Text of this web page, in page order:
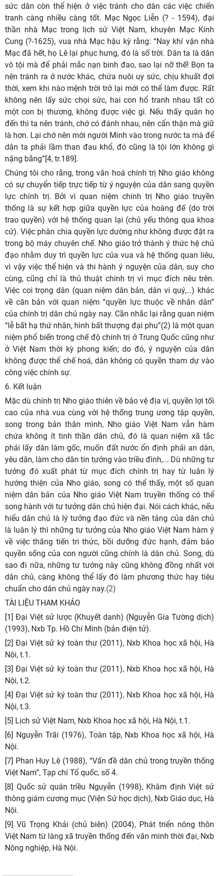
sức dân còn thể hiện ở việc tránh cho dân các việc chiến
tranh càng nhiều càng tốt. Mạc Ngọc Liễn (? - 1594), đại
thần nhà Mạc trong lịch sử Việt Nam, khuyên Mạc Kính
Cung (?-1625), vua nhà Mạc hậu kỳ rằng: “Nay khí vận nhà
Mạc đã hết, họ Lê lại phục hưng, đó là số trời. Dân ta là dân
vô tội mà để phải mắc nạn binh đao, sao lại nỡ thế! Bọn ta
nên tránh ra ở nước khác, chứa nuôi uy sức, chịu khuất đợi
thời, xem khi nào mệnh trời trở lại mới có thể làm được. Rất
không nên lấy sức chọi sức, hai con hổ tranh nhau tất có
một con bị thương, không được việc gì. Nếu thấy quân họ
đến thì ta nên tránh, chớ có đánh nhau, nên cẩn thận mà giữ
là hơn. Lại chớ nên mời người Minh vào trong nước ta mà để
dân ta phải lầm than đau khổ, đó cũng là tội lớn không gì
nặng bằng”[4, tr.189].
Chúng tôi cho rằng, trong văn hoá chính trị Nho giáo không
có sự chuyển tiếp trực tiếp từ ý nguyện của dân sang quyền
lực chính trị. Bởi vì quan niệm chính trị Nho giáo truyền
thống là sự kết hợp giữa quyền lực của hoàng đế (do trời
trao quyền) với hệ thống quan lại (chủ yếu thông qua khoa
cử). Việc phân chia quyền lực dường như không được đặt ra
trong bộ máy chuyên chế. Nho giáo trở thành ý thức hệ chủ
đạo nhằm duy trì quyền lực của vua và hệ thống quan liêu,
vì vậy việc thể hiện và thi hành ý nguyện của dân, suy cho
cùng, cũng chỉ là thủ thuật chính trị vì mục đích nêu trên.
Việc coi trọng dân (quan niệm dân bản, dân vi quý,…) khác
về căn bản với quan niệm “quyền lực thuộc về nhân dân”
của chính trị dân chủ ngày nay. Cần nhắc lại rằng quan niệm
“lễ bất hạ thứ nhân, hình bất thượng đại phu”(2) là một quan
niệm phổ biến trong chế độ chính trị ở Trung Quốc cũng như
ở Việt Nam thời kỳ phong kiến; do đó, ý nguyện của dân
không được thể chế hoá, dân không có quyền tham dự vào
công việc chính sự.
6. Kết luận
Mặc dù chính trị Nho giáo thiên về bảo vệ địa vị, quyền lợi tối
cao của nhà vua cùng với hệ thống trung ương tập quyền,
song trong bản thân mình, Nho giáo Việt Nam vẫn hàm
chứa không ít tinh thần dân chủ, đó là quan niệm xã tắc
phải lấy dân làm gốc, muốn đất nước ổn định phải an dân,
yêu dân, làm cho dân tin tưởng vào triều đình,... Dù những tư
tưởng đó xuất phát từ mục đích chính trị hay từ luân lý
hướng thiện của Nho giáo, song có thể thấy, một số quan
niệm dân bản của Nho giáo Việt Nam truyền thống có thể
song hành với tư tưởng dân chủ hiện đại. Nói cách khác, nếu
hiểu dân chủ là lý tưởng đạo đức và nền tảng của dân chủ
là luân lý thì những tư tưởng của Nho giáo Việt Nam hàm ý
về việc thăng tiến tri thức, bồi dưỡng đức hạnh, đảm bảo
quyền sống của con người cũng chính là dân chủ. Song, dù
sao đi nữa, những tư tưởng này cũng không đồng nhất với
dân chủ, càng không thể lấy đó làm phương thức hay tiêu
chuẩn cho dân chủ ngày nay.(2)
TÀI LIỆU THAM KHẢO
[1] Đại Việt sử lược (Khuyết danh) (Nguyễn Gia Tường dịch)
(1993), Nxb Tp. Hồ Chí Minh (bản điện tử).
[2] Đại Việt sử ký toàn thư (2011), Nxb Khoa học xã hội, Hà
Nội, t.1.
[3] Đại Việt sử ký toàn thư (2011), Nxb Khoa học xã hội, Hà
Nội, t.2.
[4] Đại Việt sử ký toàn thư (2011), Nxb Khoa học xã hội, Hà
Nội, t.3.
[5] Lịch sử Việt Nam, Nxb Khoa học xã hội, Hà Nội, t.1.
[6] Nguyễn Trãi (1976), Toàn tập, Nxb Khoa học xã hội, Hà
Nội.
[7] Phan Huy Lê (1988), “Vấn đề dân chủ trong truyền thống
Việt Nam”, Tạp chí Tổ quốc, số 4.
[8] Quốc sử quán triều Nguyễn (1998), Khâm định Việt sử
thông giám cương mục (Viện Sử học dịch), Nxb Giáo dục, Hà
Nội.
[9] Vũ Trọng Khải (chủ biên) (2004), Phát triển nông thôn
Việt Nam từ làng xã truyền thống đến văn minh thời đại, Nxb
Nông nghiệp, Hà Nội.